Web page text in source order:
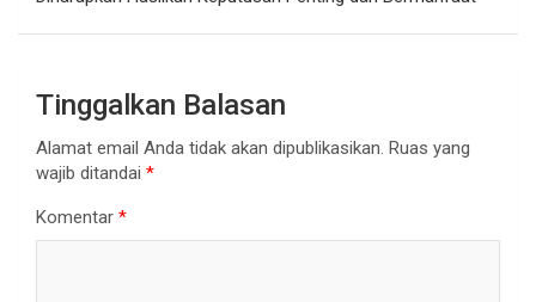
Tinggalkan Balasan
Alamat email Anda tidak akan dipublikasikan. Ruas yang
wajib ditandai *
Komentar *